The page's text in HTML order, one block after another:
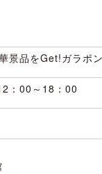
景品をGet!ガラポ
：00～18：00